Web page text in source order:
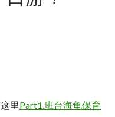
里Part1.班台海龟保育